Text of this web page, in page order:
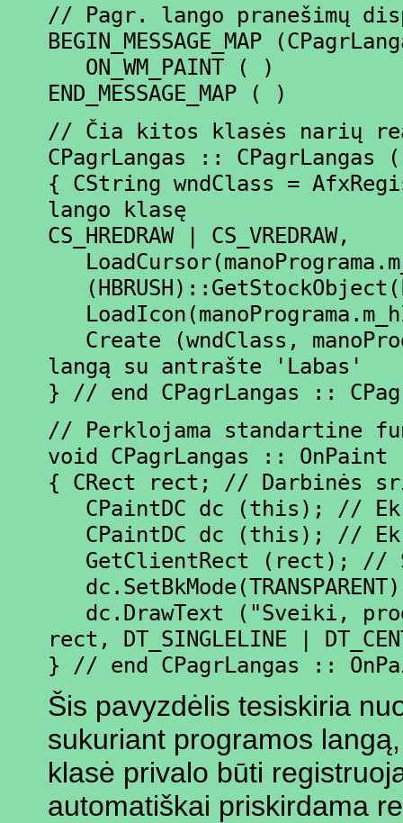
// Pagr. lango pranešimų
BEGIN_MESSAGE_MAP
ON_WM_PAINT ( )
END_MESSAGE_MAP ( )
// Čia kitos klasės narių
CPagrLangas :: CPagrLangas
{ CString wndClass =
lango klasę
CS_HREDRAW | CS_VREDRAW,
Create (wndClass,
langą su antrašte 'Labas'
} // end CPagrLangas ::
// Perklojama standartine
void CPagrLangas ::
{ CRect rect; // Darbinės
CPaintDC dc (this); //
CPaintDC dc (this); //
GetClientRect (rect); //
dc.DrawText ("Sveiki,
rect, DT_SINGLELINE |
} // end CPagrLangas ::
Šis pavyzdėlis tesiskiria
sukuriant programos
klasė privalo būti
automatiškai priskirdama